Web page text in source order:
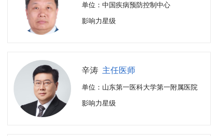
单位：中国疾病预防控制中心
影响力星级
辛涛 主任医师
单位：山东第一医科大学第一附属医院
影响力星级